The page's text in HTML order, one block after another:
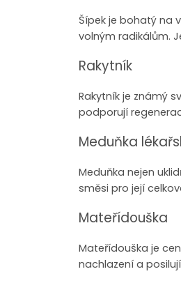
Šípek je bohatý na
volným radikálům.
Rakytník
Rakytník je známý
podporují
Meduňka
Meduňka nejen
směsi pro její
Mateřídouška
Mateřídouška je
nachlazení a